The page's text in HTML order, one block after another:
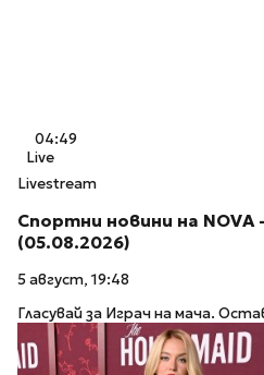
04:49
Live
Livestream
Спортни новини на NOVA
(05.08.2026)
5 август, 19:48
Гласувай за Играч на мача.